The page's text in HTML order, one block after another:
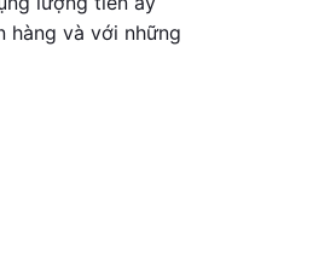
hàng và với những